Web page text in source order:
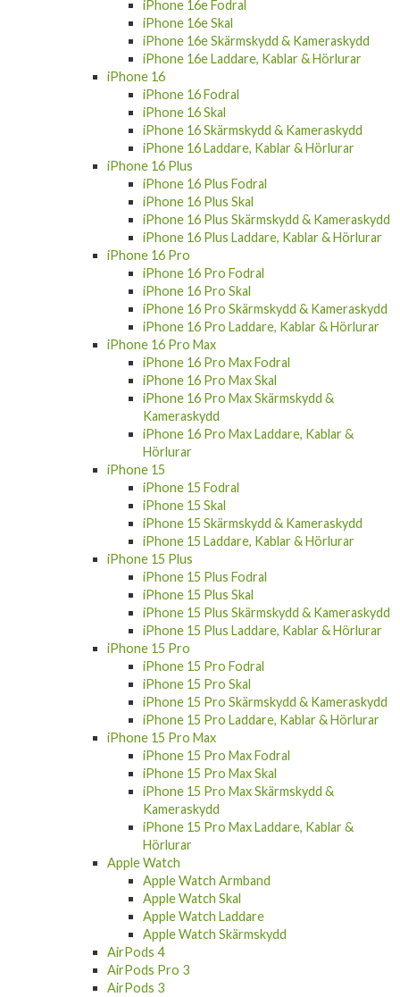
iPhone 16e Fodral
iPhone 16e Skal
iPhone 16e Skärmskydd & Kameraskydd
iPhone 16e Laddare, Kablar & Hörlurar
iPhone 16
iPhone 16 Fodral
iPhone 16 Skal
iPhone 16 Skärmskydd & Kameraskydd
iPhone 16 Laddare, Kablar & Hörlurar
iPhone 16 Plus
iPhone 16 Plus Fodral
iPhone 16 Plus Skal
iPhone 16 Plus Skärmskydd & Kameraskydd
iPhone 16 Plus Laddare, Kablar & Hörlurar
iPhone 16 Pro
iPhone 16 Pro Fodral
iPhone 16 Pro Skal
iPhone 16 Pro Skärmskydd & Kameraskydd
iPhone 16 Pro Laddare, Kablar & Hörlurar
iPhone 16 Pro Max
iPhone 16 Pro Max Fodral
iPhone 16 Pro Max Skal
iPhone 16 Pro Max Skärmskydd &
Kameraskydd
iPhone 16 Pro Max Laddare, Kablar &
Hörlurar
iPhone 15
iPhone 15 Fodral
iPhone 15 Skal
iPhone 15 Skärmskydd & Kameraskydd
iPhone 15 Laddare, Kablar & Hörlurar
iPhone 15 Plus
iPhone 15 Plus Fodral
iPhone 15 Plus Skal
iPhone 15 Plus Skärmskydd & Kameraskydd
iPhone 15 Plus Laddare, Kablar & Hörlurar
iPhone 15 Pro
iPhone 15 Pro Fodral
iPhone 15 Pro Skal
iPhone 15 Pro Skärmskydd & Kameraskydd
iPhone 15 Pro Laddare, Kablar & Hörlurar
iPhone 15 Pro Max
iPhone 15 Pro Max Fodral
iPhone 15 Pro Max Skal
iPhone 15 Pro Max Skärmskydd &
Kameraskydd
iPhone 15 Pro Max Laddare, Kablar &
Hörlurar
Apple Watch
Apple Watch Armband
Apple Watch Skal
Apple Watch Laddare
Apple Watch Skärmskydd
AirPods 4
AirPods Pro 3
AirPods 3